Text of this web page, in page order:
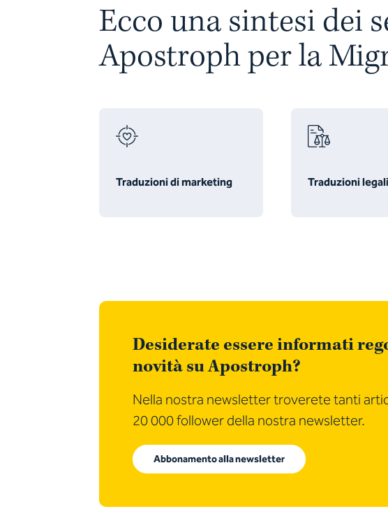
Ecco una sintesi dei
Apostroph per la
Traduzioni di marketing Traduzioni legali
Desiderate essere informati
novità su Apostroph?
Nella nostra newsletter troverete tanti
20 000 follower della nostra newsletter.
Abbonamento alla newsletter